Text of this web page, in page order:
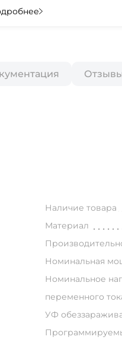
Наличие товара
Материал
Номинальная
Номинальное
переменного
УФ